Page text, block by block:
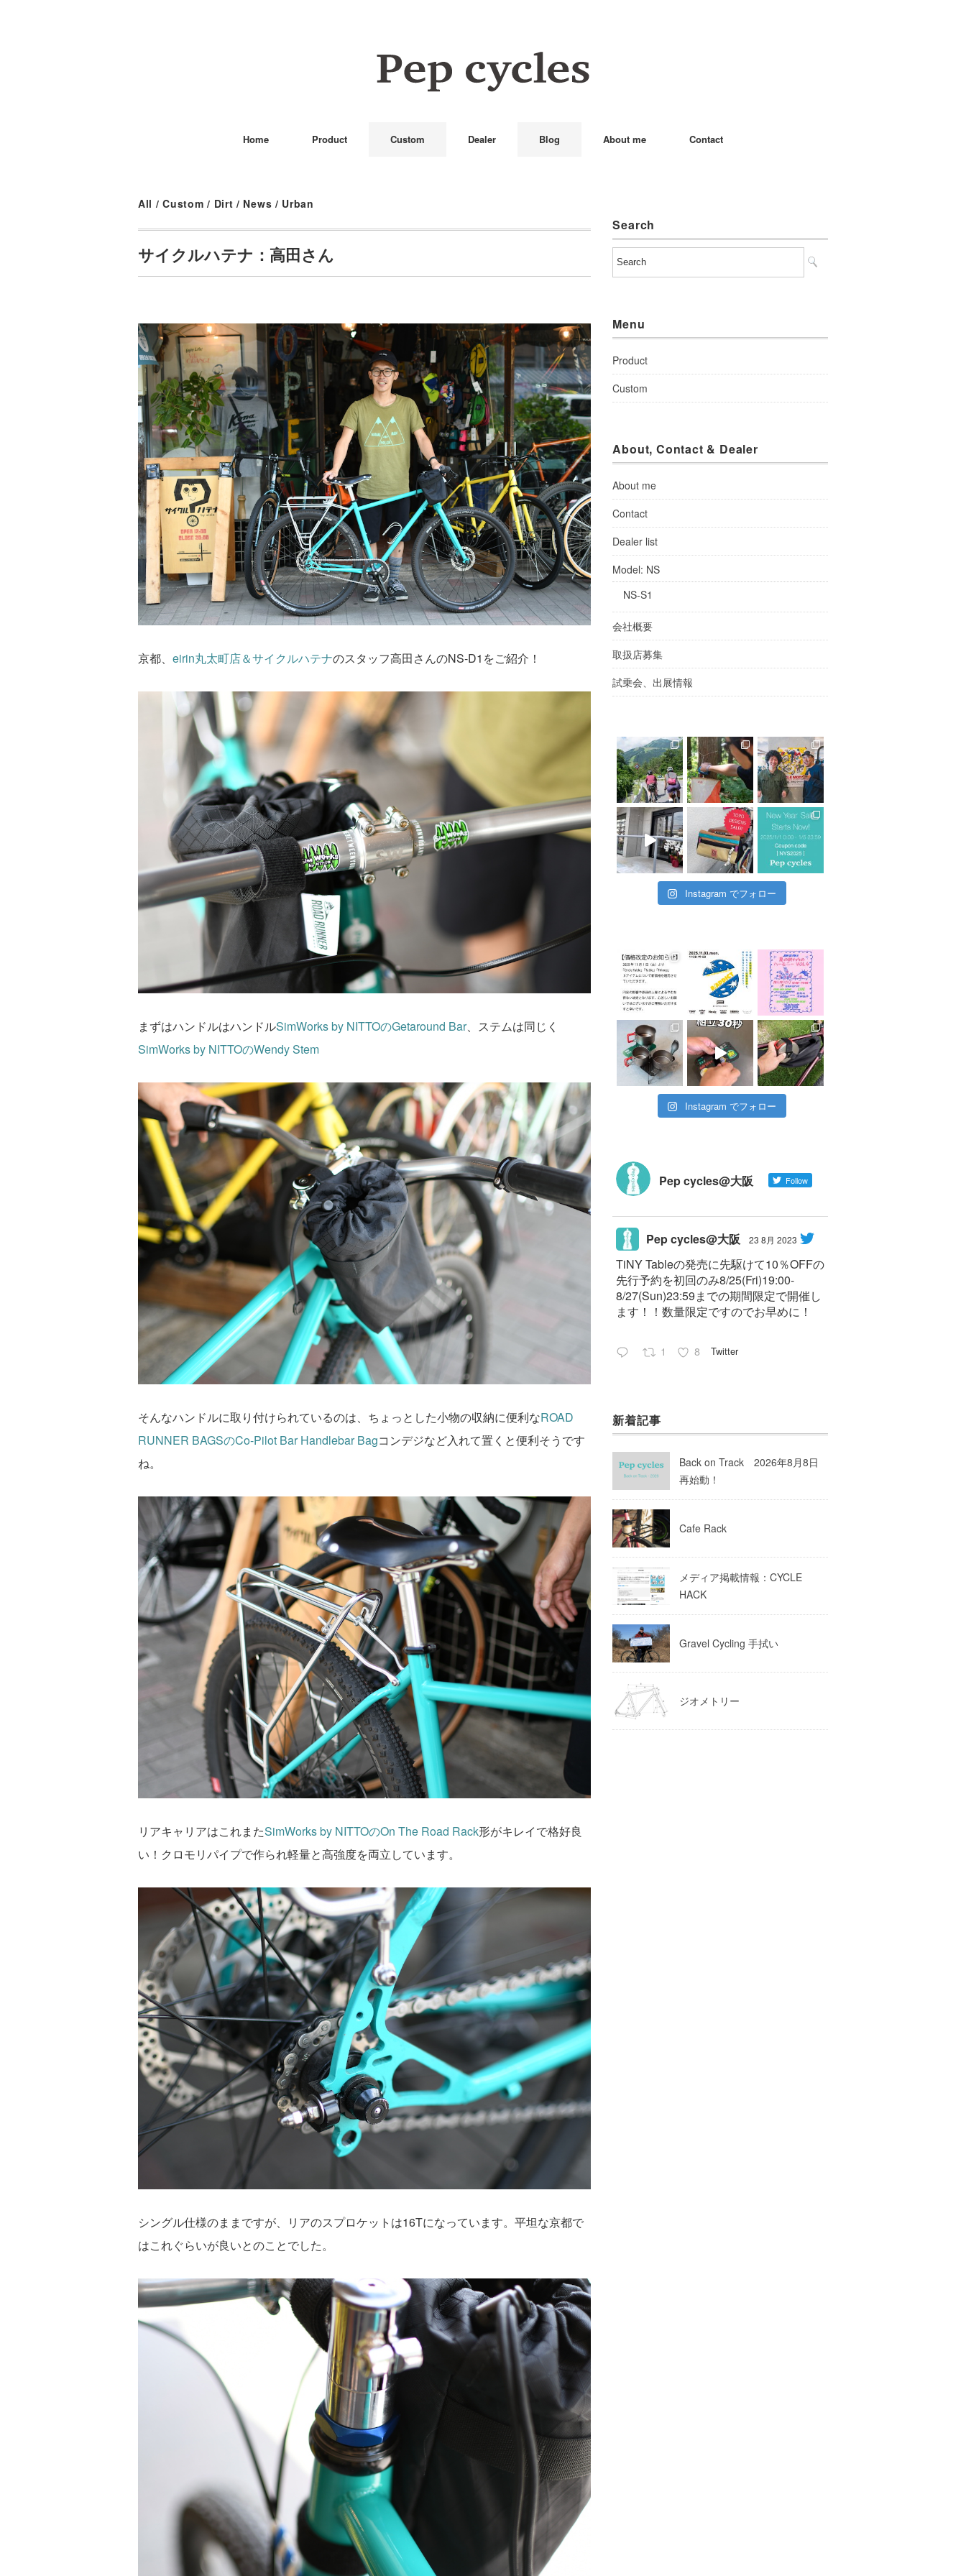
Home Product Custom Dealer Blog About me Contact
All /Custom / Dirt / News / Urban
サイクルハテナ：高田さん
京都、 eirin丸太町店＆サイクルハテナのスタッフ高田さんのNS-D1をご紹介！
まずはハンドルはハンドルSimWorks by NITTOのGetaround Bar、ステムは同じく
SimWorks by NITTOのWendy Stem
そんなハンドルに取り付けられているのは、ちょっとした小物の収納に便利なROAD
RUNNER BAGSのCo-Pilot Bar Handlebar Bagコンデジなど入れて置くと便利そうです
ね。
リアキャリアはこれまたSimWorks by NITTOのOn The Road Rack形がキレイで格好良
い！クロモリパイプで作られ軽量と高強度を両立しています。
シングル仕様のままですが、リアのスプロケットは16Tになっています。平坦な京都で
はこれぐらいが良いとのことでした。
Search
Menu
Product
Custom
About, Contact & Dealer
About me
Contact
Dealer list
Model: NS
NS-S1
会社概要
取扱店募集
試乗会、出展情報
Instagram でフォロー
Instagram でフォロー
Pep cycles@大阪 Follow
Pep cycles@大阪 23 8月 2023
TiNY Tableの発売に先駆けて10％OFFの
先行予約を初回のみ8/25(Fri)19:00-
8/27(Sun)23:59までの期間限定で開催し
ます！！数量限定ですのでお早めに！
1 8 Twitter
今週はお知らせがいっぱいあるのでチェ
ックしてて下さいね！
10 Twitter
Load More
新着記事
Back on Track 2026年8月8日
再始動！
Cafe Rack
メディア掲載情報：CYCLE
HACK
Gravel Cycling 手拭い
ジオメトリー